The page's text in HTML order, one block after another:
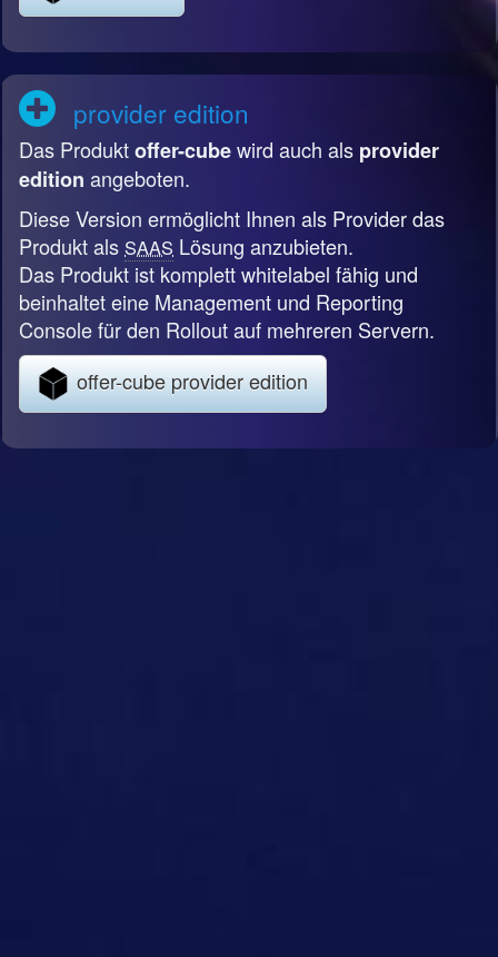
provider edition
Das Produktoffer-cubewird auch als provider
edition angeboten.
Diese Version ermöglicht Ihnen als Provider das
Produkt als SAAS Lösung anzubieten.
Das Produkt ist komplett whitelabel fähig und
beinhaltet eine Management und Reporting
Console für den Rollout auf mehreren Servern.
offer-cube provider edition